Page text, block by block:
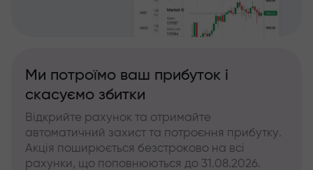
Ми потроїмо ваш прибуток і
скасуємо збитки
Відкрийте рахунок та отримайте
автоматичний захист та потроєння прибутку.
Акція поширюється безстроково на всі
рахунки, що поповнюються до 31.08.2026.